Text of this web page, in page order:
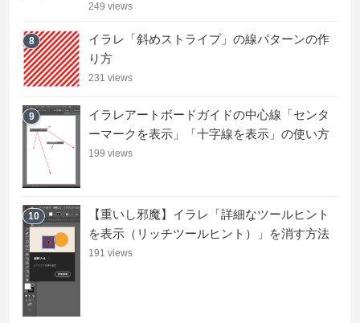
249 views
8
イラレ「斜めストライプ」の線パターンの作
り方
231 views
9
イラレアートボードガイドの中心線「センタ
ーマークを表示」「十字線を表示」の使い方
199 views
10
【重いし邪魔】イラレ「詳細なツールヒント
を表示（リッチツールヒント）」を消す方法
191 views